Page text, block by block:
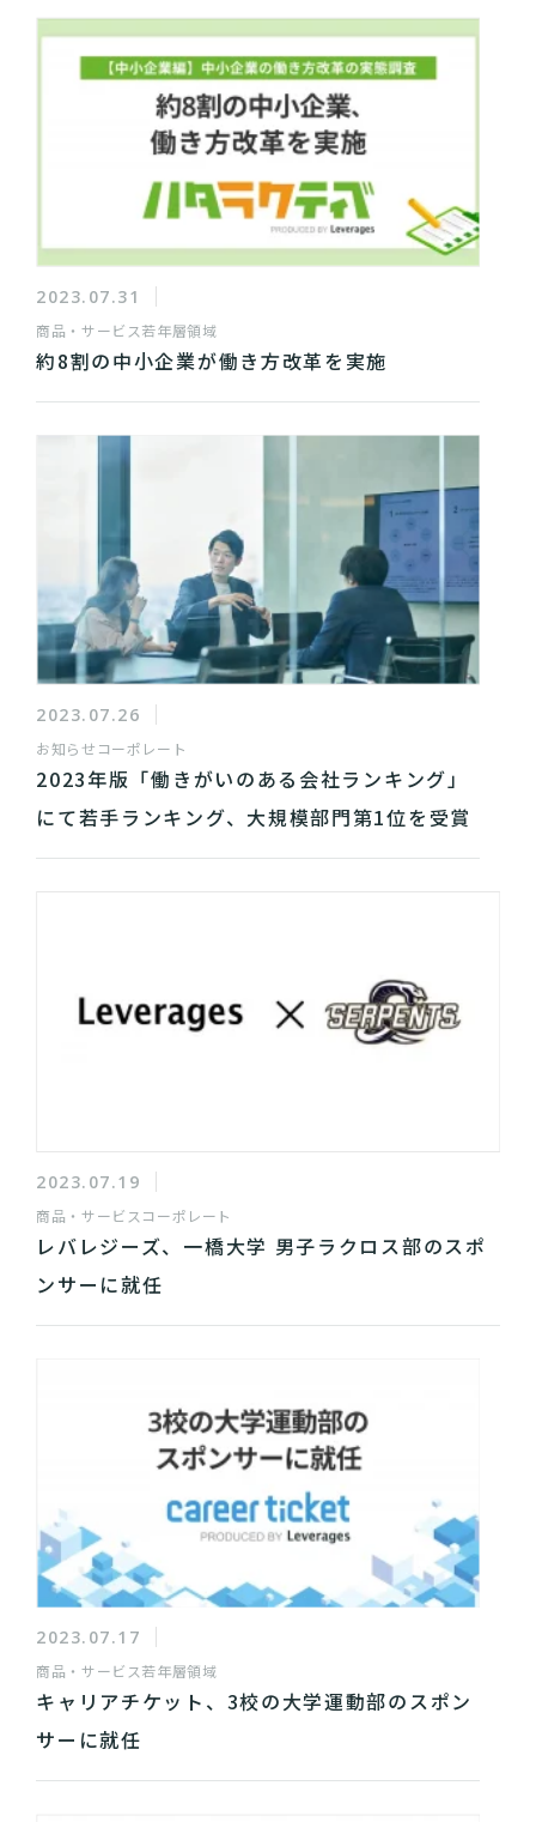
2023.07.31
商品・サービス若年層領域
約8割の中小企業が働き方改革を実施
2023.07.26
お知らせ コーポレート
2023年版「働きがいのある会社ランキング」
にて若手ランキング、大規模部門第1位を受賞
2023.07.19
商品・サービス コーポレート
レバレジーズ、一橋大学 男子ラクロス部のスポ
ンサーに就任
2023.07.17
商品・サービス若年層領域
キャリアチケット、3校の大学運動部のスポン
サーに就任